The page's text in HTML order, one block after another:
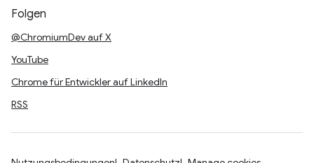
Folgen
@ChromiumDev auf X
YouTube
Chrome für Entwickler auf LinkedIn
RSS